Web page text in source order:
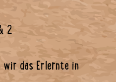
2
wir das Erlernte in